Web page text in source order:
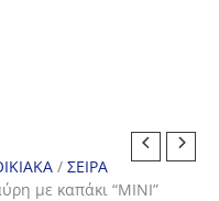
/ΣΕΙΡΑ
με καπάκι “MINI”